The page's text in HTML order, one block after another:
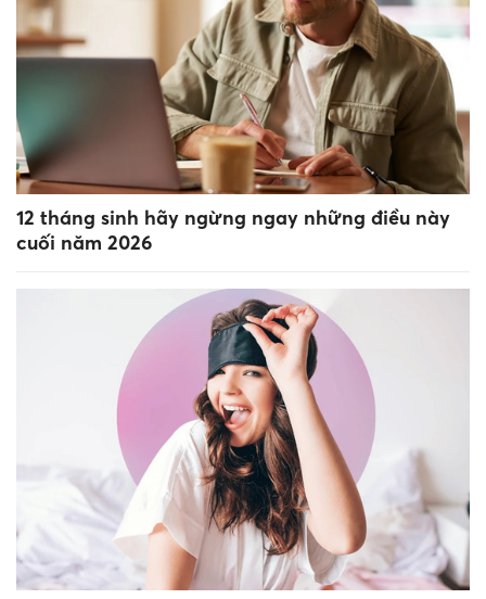
12 tháng sinh hãy ngừng ngay những điều này
cuối năm 2026